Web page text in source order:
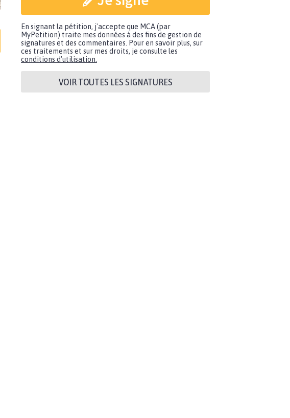
En signant la pétition, j'accepte que MCA (par
MyPetition) traite mes données à des fins de gestion de
signatures et des commentaires. Pour en savoir plus, sur
ces traitements et sur mes droits, je consulte les
conditions d'utilisation.
VOIR TOUTES LES SIGNATURES